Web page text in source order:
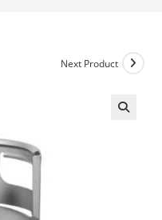
Next Product